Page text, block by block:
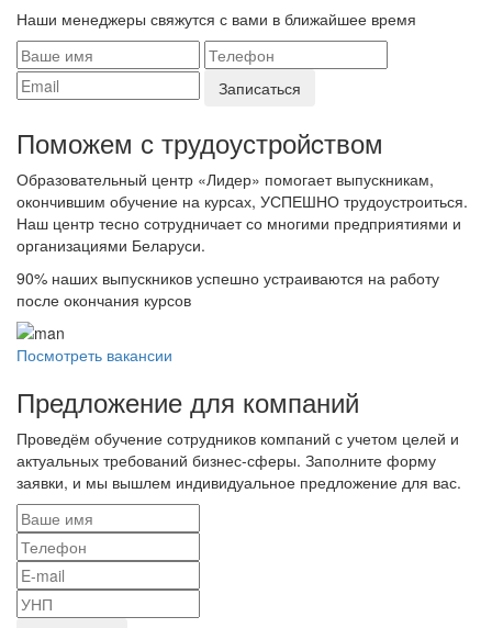
Наши менеджеры свяжутся с вами в ближайшее время
Поможем с трудоустройcтвом
Образовательный центр «Лидер» помогает выпускникам,
окончившим обучение на курсах, УСПЕШНО трудоустроиться.
Наш центр тесно сотрудничает со многими предприятиями и
организациями Беларуси.
90% наших выпускников успешно устраиваются на работу
после окончания курсов
Посмотреть вакансии
Предложение для компаний
Проведём обучение сотрудников компаний с учетом целей и
актуальных требований бизнес-сферы. Заполните форму
заявки, и мы вышлем индивидуальное предложение для вас.